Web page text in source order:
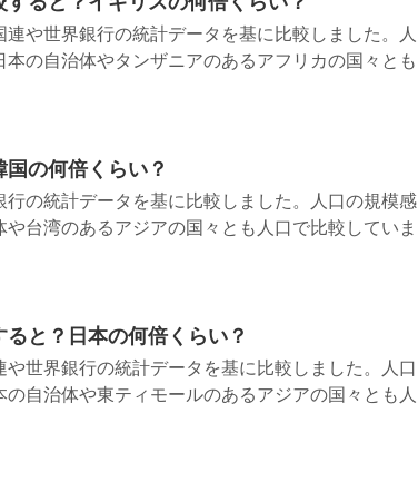
や世界銀行の統計データを基に比較しました。人
の自治体やタンザニアのあるアフリカの国々とも
の何倍くらい？
の統計データを基に比較しました。人口の規模感
台湾のあるアジアの国々とも人口で比較していま
と？日本の何倍くらい？
世界銀行の統計データを基に比較しました。人口
自治体や東ティモールのあるアジアの国々とも人